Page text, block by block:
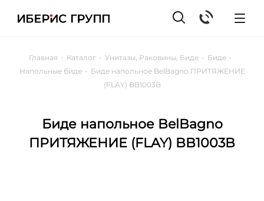
Главная - Каталог - Унитазы, Раковины, Биде - Биде -
Напольные биде - Биде напольное BelBagno ПРИТЯЖЕНИЕ
(FLAY) BB1003B
Биде напольное BelBagno
ПРИТЯЖЕНИЕ (FLAY) BB1003B